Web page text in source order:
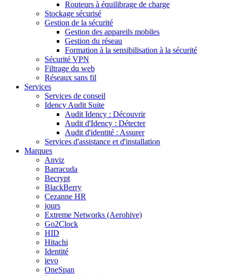
Routeurs à équilibrage de charge
Stockage sécurisé
Gestion de la sécurité
Gestion des appareils mobiles
Gestion du réseau
Formation à la sensibilisation à la sécurité
Sécurité VPN
Filtrage du web
Réseaux sans fil
Services
Services de conseil
Idency Audit Suite
Audit Idency : Découvrir
Audit d'Idency : Détecter
Audit d'identité : Assurer
Services d'assistance et d'installation
Marques
Anviz
Barracuda
Becrypt
BlackBerry
Cezanne HR
jours
Extreme Networks (Aerohive)
Go2Clock
HID
Hitachi
Identité
ievo
OneSpan